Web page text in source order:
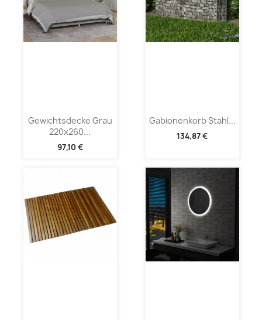
Gewichtsdecke Grau
220x260...
97,10 €
Gabionenkorb Stahl...
134,87 €